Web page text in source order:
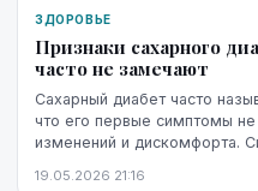
ЗДОРОВЬЕ
Признаки сахарного
часто не замечают
Сахарный диабет часто
что его первые симптомы
изменений и дискомфорта.
19.05.2026 21:16